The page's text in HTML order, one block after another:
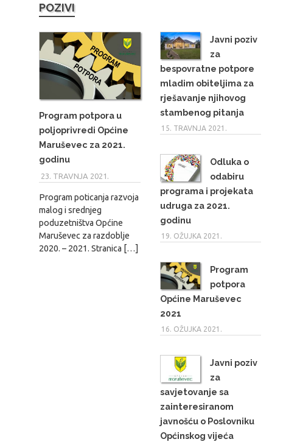
POZIVI
Program potpora u
poljoprivredi Općine
Maruševec za 2021.
godinu
23. TRAVNJA 2021.
Program poticanja razvoja
malog i srednjeg
poduzetništva Općine
Maruševec za razdoblje
2020. – 2021. Stranica […]
Javni poziv
za
bespovratne potpore
mladim obiteljima za
rješavanje njihovog
stambenog pitanja
15. TRAVNJA 2021.
Odluka o
odabiru
programa i projekata
udruga za 2021.
godinu
19. OŽUJKA 2021.
Program
potpora
Općine Maruševec
2021
16. OŽUJKA 2021.
Javni poziv
za
savjetovanje sa
zainteresiranom
javnošću o Poslovniku
Općinskog vijeća